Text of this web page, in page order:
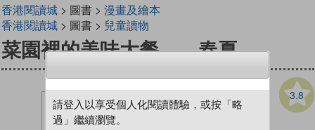
香港閱讀城> 圖書 > 漫畫及繪本
香港閱讀城> 圖書 > 兒童讀物
菜園裡的美味大餐——春夏
3.8
請登入以享受個人化閱讀體驗，或按「略
過」繼續瀏覽。